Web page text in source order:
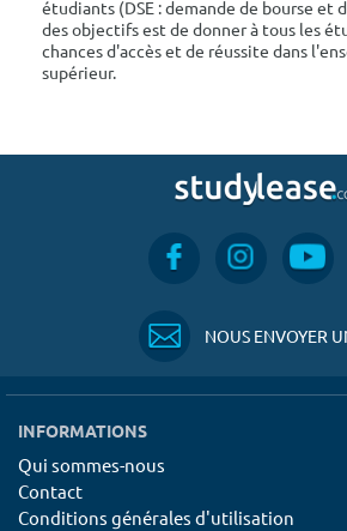
étudiants (DSE : demande de bourse et
des objectifs est de donner à tous les
chances d'accès et de réussite dans
supérieur.
NOUS ENVOYER
INFORMATIONS
Qui sommes-nous
Contact
Conditions générales d'utilisation